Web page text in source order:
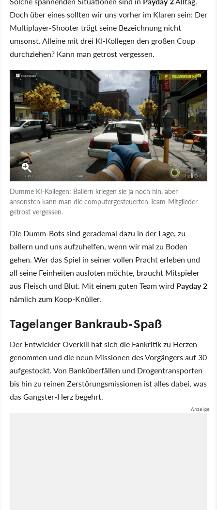
Doch über eines sollten wir uns vorher im Klaren sein: Der
Multiplayer-Shooter trägt seine Bezeichnung nicht
umsonst. Alleine mit drei KI-Kollegen den großen Coup
durchziehen? Kann man getrost vergessen.
Dumme KI-Kollegen: Ballern kriegen sie ja noch hin, aber
ansonsten kann man die computergesteuerten Team-Mitglieder
getrost vergessen.
Die Dumm-Bots sind gerademal dazu in der Lage, zu
ballern und uns aufzuhelfen, wenn wir mal zu Boden
gehen. Wer das Spiel in seiner vollen Pracht erleben und
all seine Feinheiten ausloten möchte, braucht Mitspieler
aus Fleisch und Blut. Mit einem guten Team wird Payday 2
nämlich zum Koop-Knüller.
Tagelanger Bankraub-Spaß
Der Entwickler Overkill hat sich die Fankritik zu Herzen
genommen und die neun Missionen des Vorgängers auf 30
aufgestockt. Von Banküberfällen und Drogentransporten
bis hin zu reinen Zerstörungsmissionen ist alles dabei, was
das Gangster-Herz begehrt.